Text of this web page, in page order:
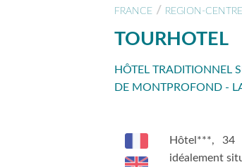
FRANCE / REGION-CENTRE
TOURHOTEL
HÔTEL TRADITIONNEL
DE MONTPROFOND -
Hôtel***, 34
idéalement